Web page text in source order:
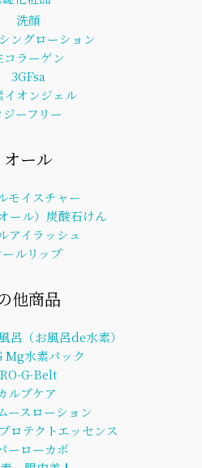
洗顔
ングローション
コラーゲン
3GFsa
イオンジェル
ーフリー
オール
モイスチャー
ール）炭酸石けん
アイラッシュ
ールリップ
他商品
呂（お風呂de水素）
Mg水素パック
G-Belt
ルプケア
ースローション
ロテクトエッセンス
ーローカボ